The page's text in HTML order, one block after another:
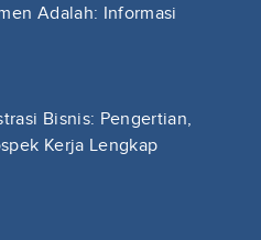
Adalah: Informasi
Bisnis: Pengertian,
Kerja Lengkap